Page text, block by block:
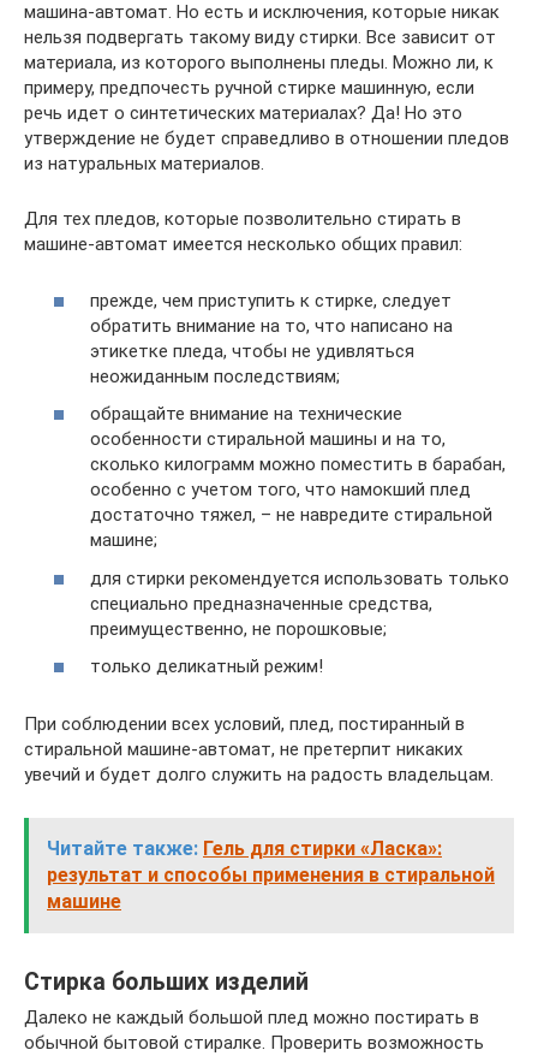
машина-автомат. Но есть и исключения, которые никак
нельзя подвергать такому виду стирки. Все зависит от
материала, из которого выполнены пледы. Можно ли, к
примеру, предпочесть ручной стирке машинную, если
речь идет о синтетических материалах? Да! Но это
утверждение не будет справедливо в отношении пледов
из натуральных материалов.
Для тех пледов, которые позволительно стирать в
машине-автомат имеется несколько общих правил:
прежде, чем приступить к стирке, следует
обратить внимание на то, что написано на
этикетке пледа, чтобы не удивляться
неожиданным последствиям;
обращайте внимание на технические
особенности стиральной машины и на то,
сколько килограмм можно поместить в барабан,
особенно с учетом того, что намокший плед
достаточно тяжел, – не навредите стиральной
машине;
для стирки рекомендуется использовать только
специально предназначенные средства,
преимущественно, не порошковые;
только деликатный режим!
При соблюдении всех условий, плед, постиранный в
стиральной машине-автомат, не претерпит никаких
увечий и будет долго служить на радость владельцам.
Читайте также: Гель для стирки «Ласка»:
результат и способы применения в стиральной
машине
Стирка больших изделий
Далеко не каждый большой плед можно постирать в
обычной бытовой стиралке. Проверить возможность